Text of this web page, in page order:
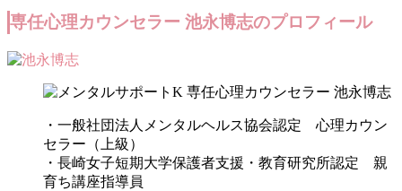
専任心理カウンセラー 池永博志のプロフィール
・一般社団法人メンタルヘルス協会認定 心理カウン
セラー（上級）
・長崎女子短期大学保護者支援・教育研究所認定 親
育ち講座指導員